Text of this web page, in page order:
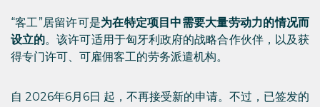
“客工”居留许可是为在特定项目中需要大量劳动力的情况而
设立的。该许可适用于匈牙利政府的战略合作伙伴，以及获
得专门许可、可雇佣客工的劳务派遣机构。
自 2026年6月6日 起，不再接受新的申请。不过，已签发的